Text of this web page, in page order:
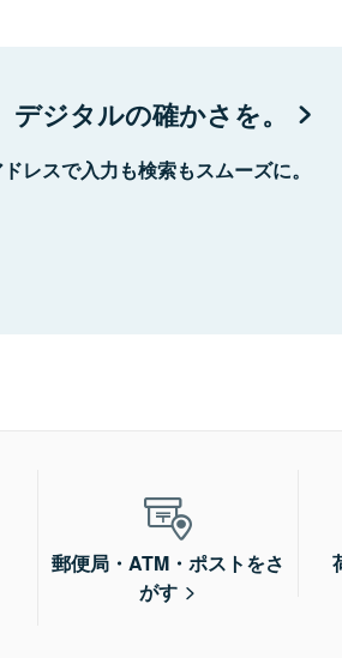
デジタルの確かさを。
レスで入力も検索もスムーズに。
郵便局・ATM・ポストをさ
がす